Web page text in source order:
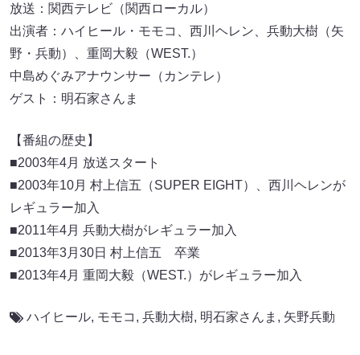
放送：関西テレビ（関西ローカル）
出演者：ハイヒール・モモコ、西川ヘレン、兵動大樹（矢
野・兵動）、重岡大毅（WEST.）
中島めぐみアナウンサー（カンテレ）
ゲスト：明石家さんま
【番組の歴史】
■2003年4月 放送スタート
■2003年10月 村上信五（SUPER EIGHT）、西川ヘレンが
レギュラー加入
■2011年4月 兵動大樹がレギュラー加入
■2013年3月30日 村上信五 卒業
■2013年4月 重岡大毅（WEST.）がレギュラー加入
ハイヒール, モモコ , 兵動大樹, 明石家さんま , ⽮野兵動